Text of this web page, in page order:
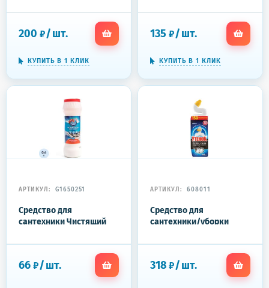
200 ₽/шт.
КУПИТЬ В 1 КЛИК
щавелевой кислотой
135 ₽/шт.
КУПИТЬ В 1 КЛИК
АРТИКУЛ: G1650251
Средство для
сантехники Чистящий
Морской 400г. 2455
66 ₽/шт.
АРТИКУЛ: 608011
Средство для
сантехники/уборки
ТУАЛЕТНЫЙ УТЕНОК
Супер Сила "Видимый
Эффект", 696894
318 ₽/шт.